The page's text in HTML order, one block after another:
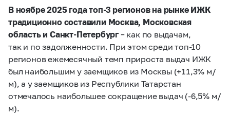
В ноябре 2025 года топ-3 регионов на рынке ИЖК
традиционно составили Москва, Московская
область и Санкт-Петербург– как по выдачам,
так и по задолженности. При этом среди топ-10
регионов ежемесячный темп прироста выдач ИЖК
был наибольшим у заемщиков из Москвы (+11,3% м/
м), а у заемщиков из Республики Татарстан
отмечалось наибольшее сокращение выдач (-6,5% м/
м).